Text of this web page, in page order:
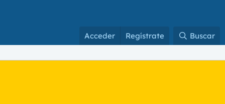
Acceder Regístrate Buscar